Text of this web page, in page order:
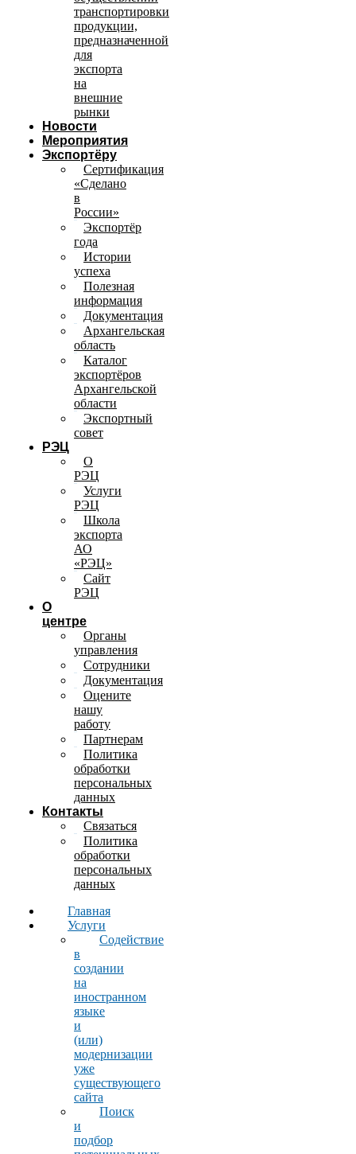
транспортировки
продукции,
предназначенной
для
экспорта
на
внешние
рынки
Новости
Мероприятия
Экспортёру
Сертификация
«Сделано
в
России»
Экспортёр
года
Истории
успеха
Полезная
информация
Документация
Архангельская
область
Каталог
экспортёров
Архангельской
области
Экспортный
совет
РЭЦ
О
РЭЦ
Услуги
РЭЦ
Школа
экспорта
АО
«РЭЦ»
Сайт
РЭЦ
О
центре
Органы
управления
Сотрудники
Документация
Оцените
нашу
работу
Партнерам
Политика
обработки
персональных
данных
Контакты
Связаться
Политика
обработки
персональных
данных
Главная
Услуги
Содействие
в
создании
на
иностранном
языке
и
(или)
модернизации
уже
существующего
сайта
Поиск
и
подбор